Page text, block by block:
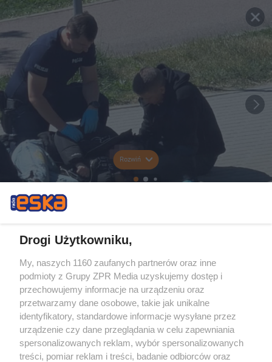
Rozwiń
Drogi Użytkowniku,
My, naszych 1160 zaufanych partnerów oraz inne
podmioty z Grupy ZPR Media uzyskujemy dostęp i
przechowujemy informacje na urządzeniu oraz
przetwarzamy dane osobowe, takie jak unikalne
identyfikatory, standardowe informacje wysyłane przez
urządzenie czy dane przeglądania w celu zapewniania
spersonalizowanych reklam, wybór spersonalizowanych
treści, pomiar reklam i treści, badanie odbiorców oraz